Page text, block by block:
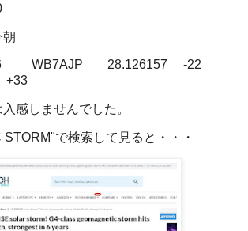
朝
WB7AJP 28.126157
-22
+33
感しませんでした。
で検索して見ると・・・